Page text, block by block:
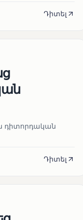
Դիտել
դիտորդական
Դիտել